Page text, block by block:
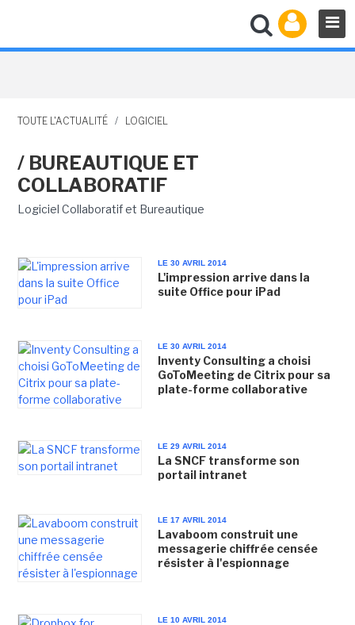
TOUTE L'ACTUALITÉ / LOGICIEL
/ BUREAUTIQUE ET
COLLABORATIF
Logiciel Collaboratif et Bureautique
LE 30 AVRIL 2014
L'impression arrive dans la
suite Office pour iPad
LE 30 AVRIL 2014
Inventy Consulting a choisi
GoToMeeting de Citrix pour sa
plate-forme collaborative
LE 29 AVRIL 2014
La SNCF transforme son
portail intranet
LE 17 AVRIL 2014
Lavaboom construit une
messagerie chiffrée censée
résister à l'espionnage
LE 10 AVRIL 2014